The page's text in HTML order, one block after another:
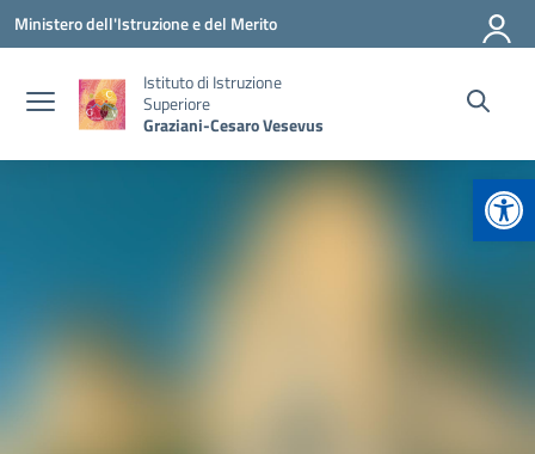
Vai ai contenuti
Vai al menu di navigazione
Vai al footer
Ministero dell'Istruzione e del Merito
Istituto di Istruzione
Superiore
Graziani-Cesaro Vesevus